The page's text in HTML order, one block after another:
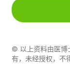
© 以上资料由医博
有，未经授权，不